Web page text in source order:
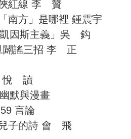
紅線 李 贊
南方」是哪裡 鍾震宇
因斯主義」吳 鈎
闢謠三招 李 正
悅 讀
默與漫畫
59 言論
子的詩 會 飛